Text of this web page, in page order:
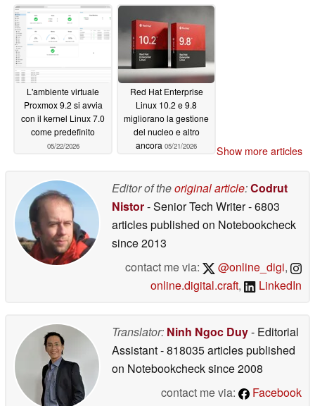
L'ambiente virtuale
Proxmox 9.2 si avvia
con il kernel Linux 7.0
come predefinito
05/22/2026
Red Hat Enterprise
Linux 10.2 e 9.8
migliorano la gestione
del nucleo e altro
ancora 05/21/2026 Show more articles
Editor of theoriginal article:Codrut
Nistor- Senior Tech Writer- 6803
articles published on Notebookcheck
since 2013
contact me via:
@online_digi,
online.digital.craft, LinkedIn
Translator: Ninh Ngoc Duy- Editorial
Assistant- 818035 articles published
on Notebookchecksince 2008
contact me via:
Facebook